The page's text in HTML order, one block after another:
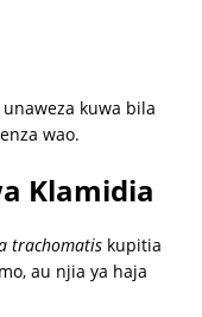
kuwa bila
wao.
Klamidia
trachomatis kupitia
au njia ya haja